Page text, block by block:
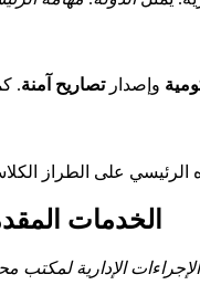
وإصدارتصاريح آمنة.
على الطراز
الخدمات
الإجراءات الإدارية